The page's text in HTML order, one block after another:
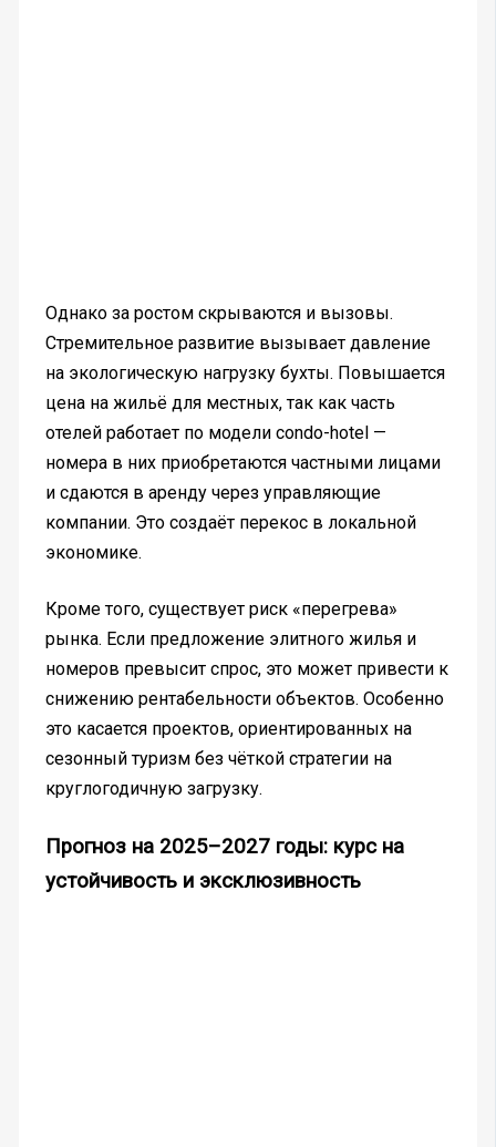
Однако за ростом скрываются и вызовы.
Стремительное развитие вызывает давление
на экологическую нагрузку бухты. Повышается
цена на жильё для местных, так как часть
отелей работает по модели condo-hotel —
номера в них приобретаются частными лицами
и сдаются в аренду через управляющие
компании. Это создаёт перекос в локальной
экономике.
Кроме того, существует риск «перегрева»
рынка. Если предложение элитного жилья и
номеров превысит спрос, это может привести к
снижению рентабельности объектов. Особенно
это касается проектов, ориентированных на
сезонный туризм без чёткой стратегии на
круглогодичную загрузку.
Прогноз на 2025–2027 годы: курс на
устойчивость и эксклюзивность